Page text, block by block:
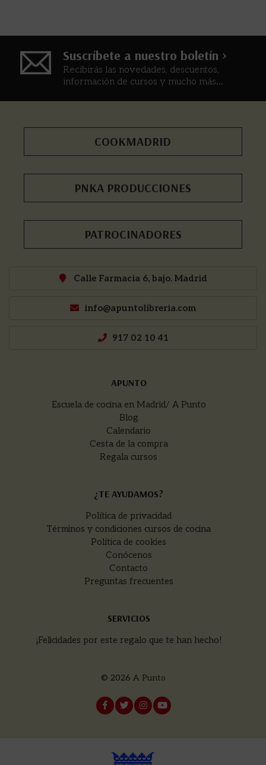
Suscríbete a nuestro boletín >
Recibirás las novedades, descuentos,
información de cursos y mucho más...
COOKMADRID
PNKA PRODUCCIONES
PATROCINADORES
Calle Farmacia 6, bajo. Madrid
info@apuntolibreria.com
917 02 10 41
APUNTO
Escuela de cocina en Madrid/ A Punto
Blog
Calendario
Cesta de la compra
Regala cursos
¿TE AYUDAMOS?
Política de privacidad
Términos y condiciones cursos de cocina
Política de cookies
Conócenos
Contacto
Preguntas frecuentes
SERVICIOS
¡Felicidades por este regalo que te han hecho!
© 2026 A Punto